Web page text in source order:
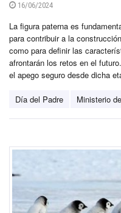
16/06/2024
La figura paterna es
para contribuir a la
como para definir las
afrontarán los retos en el
el apego seguro desde dicha
Día del Padre Ministerio